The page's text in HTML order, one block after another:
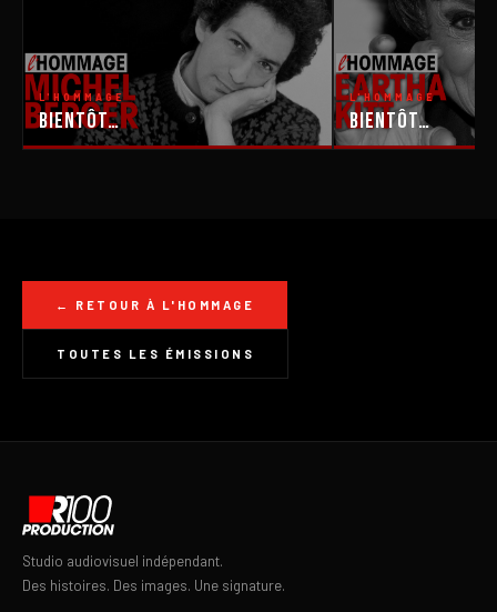
L'HOMMAGE
Bientôt…
L'HOMMAGE
Bientôt…
← RETOUR À L'HOMMAGE
TOUTES LES ÉMISSIONS
Studio audiovisuel indépendant.
Des histoires. Des images. Une signature.